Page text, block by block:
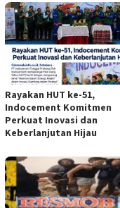
Rayakan HUT ke-51,
Indocement Komitmen
Perkuat Inovasi dan
Keberlanjutan Hijau